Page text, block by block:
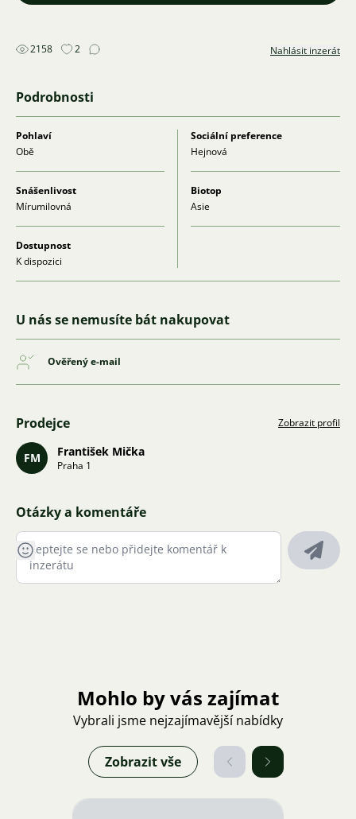
Inzerát je platný do smazání. Mějte se.
2158 2 Nahlásit inzerát
Podrobnosti
Pohlaví
Obě
Sociální preference
Hejnová
Snášenlivost
Mírumilovná
Biotop
Asie
Dostupnost
K dispozici
U nás se nemusíte bát nakupovat
Ověřený e-mail
Prodejce Zobrazit profil
FM František Mička
Praha 1
Otázky a komentáře
Mohlo by vás zajímat
Vybrali jsme nejzajímavější nabídky
Zobrazit vše